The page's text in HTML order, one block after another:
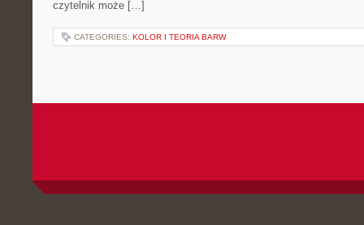
czytelnik może […]
CATEGORIES: KOLOR I TEORIA BARW